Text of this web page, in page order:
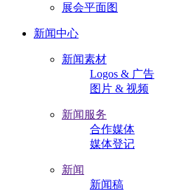
展会平面图
新闻中心
新闻素材
Logos & 广告
图片 & 视频
新闻服务
合作媒体
媒体登记
新闻
新闻稿